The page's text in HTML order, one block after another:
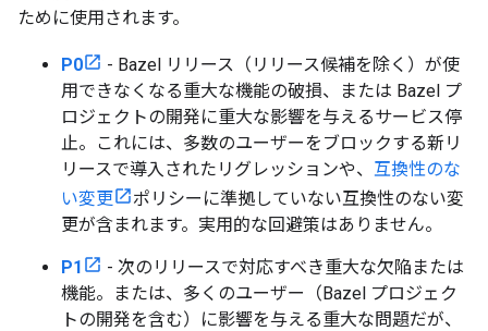
ために使用されます。
P0
- Bazel リリース（リリース候補を除く）が使
用できなくなる重大な機能の破損、または Bazel プ
ロジェクトの開発に重大な影響を与えるサービス停
止。これには、多数のユーザーをブロックする新リ
リースで導入されたリグレッションや、 互換性のな
い変更
ポリシーに準拠していない互換性のない変
更が含まれます。実用的な回避策はありません。
P1
- 次のリリースで対応すべき重大な欠陥または
機能。または、多くのユーザー（Bazel プロジェク
トの開発を含む）に影響を与える重大な問題だが、